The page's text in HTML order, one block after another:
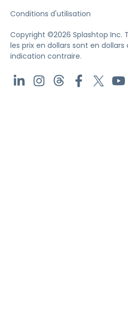
Conditions d'utilisation
Copyright ©2026 Splashtop Inc.
les prix en dollars sont en
indication contraire.